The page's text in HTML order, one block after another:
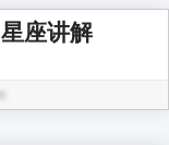
座讲解